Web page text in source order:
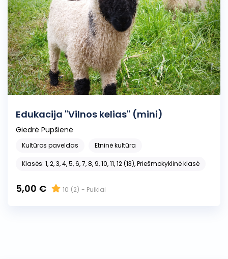
Edukacija "Vilnos kelias" (mini)
Giedrė Pupšienė
Kultūros paveldas Etninė kultūra
Klasės: 1, 2, 3, 4, 5, 6, 7, 8, 9, 10, 11, 12 (13), Priešmokyklinė klasė
5,00 € 10 (2) - Puikiai